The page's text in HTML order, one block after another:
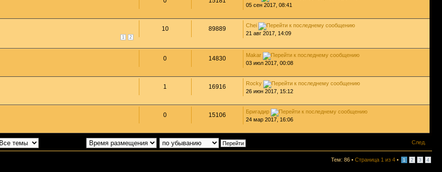
05 сен 2017, 08:41
1 2
10 89889
Chei
21 авг 2017, 14:09
0 14830
Makar
03 июл 2017, 00:08
1 16916
Rocky
26 июн 2017, 15:12
0 15106
Бригадир
24 мар 2017, 16:06
След.
Тем: 86 • Страница 1 из 4 • 1 2 3 4